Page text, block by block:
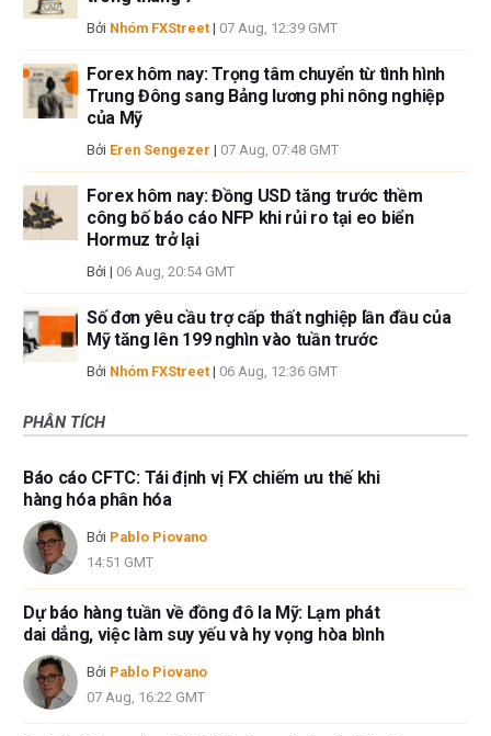
Bởi Nhóm FXStreet | 07 Aug, 12:39 GMT
Forex hôm nay: Trọng tâm chuyển từ tình hình
Trung Đông sang Bảng lương phi nông nghiệp
của Mỹ
Bởi Eren Sengezer | 07 Aug, 07:48 GMT
Forex hôm nay: Đồng USD tăng trước thềm
công bố báo cáo NFP khi rủi ro tại eo biển
Hormuz trở lại
Bởi | 06 Aug, 20:54 GMT
Số đơn yêu cầu trợ cấp thất nghiệp lần đầu của
Mỹ tăng lên 199 nghìn vào tuần trước
Bởi Nhóm FXStreet | 06 Aug, 12:36 GMT
PHÂN TÍCH
Báo cáo CFTC: Tái định vị FX chiếm ưu thế khi
hàng hóa phân hóa
Bởi Pablo Piovano
14:51 GMT
Dự báo hàng tuần về đồng đô la Mỹ: Lạm phát
dai dẳng, việc làm suy yếu và hy vọng hòa bình
Bởi Pablo Piovano
07 Aug, 16:22 GMT